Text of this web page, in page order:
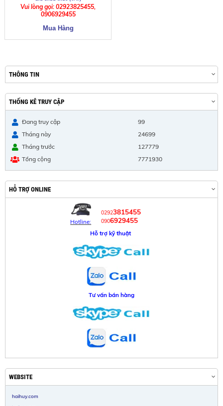
Vui lòng gọi: 02923825455,
0906929455
THÔNG TIN
THỐNG KÊ TRUY CẬP
Đang truy cập
99
Tháng này
24699
Tháng trước
127779
Tổng cộng
7771930
HỖ TRỢ ONLINE
Hotline:
02923815455
0906929455
Hỗ trợ kỹ thuật
Tư vấn bán hàng
WEBSITE
haihuy.com